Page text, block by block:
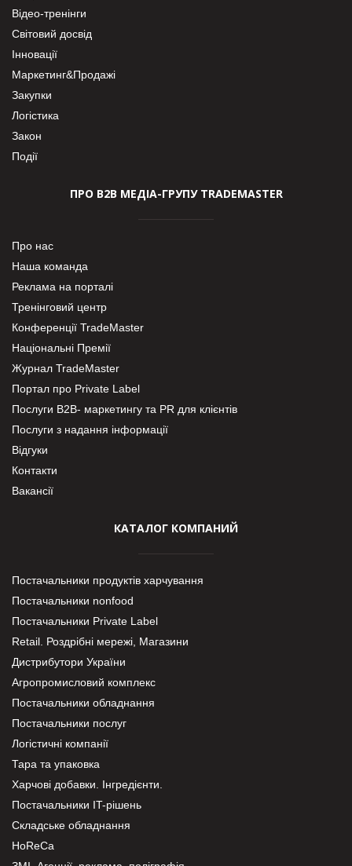
Відео-тренінги
Світовий досвід
Інновації
Маркетинг&Продажі
Закупки
Логістика
Закон
Події
ПРО В2В МЕДІА-ГРУПУ TRADEMASTER
Про нас
Наша команда
Реклама на порталі
Тренінговий центр
Конференції TradeMaster
Національні Премії
Журнал TradeMaster
Портал про Private Label
Послуги В2В- маркетингу та PR для клієнтів
Послуги з надання інформації
Відгуки
Контакти
Вакансії
КАТАЛОГ КОМПАНИЙ
Постачальники продуктів харчування
Постачальники nonfood
Постачальники Private Label
Retail. Роздрібні мережі, Магазини
Дистрибутори України
Агропромисловий комплекс
Постачальники обладнання
Постачальники послуг
Логістичні компанії
Тара та упаковка
Харчові добавки. Інгредієнти.
Постачальники IT-рішень
Складське обладнання
HoReCa